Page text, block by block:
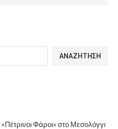
ΑΝΑΖΉΤΗΣΗ
Φάροι» στο Μεσολόγγι